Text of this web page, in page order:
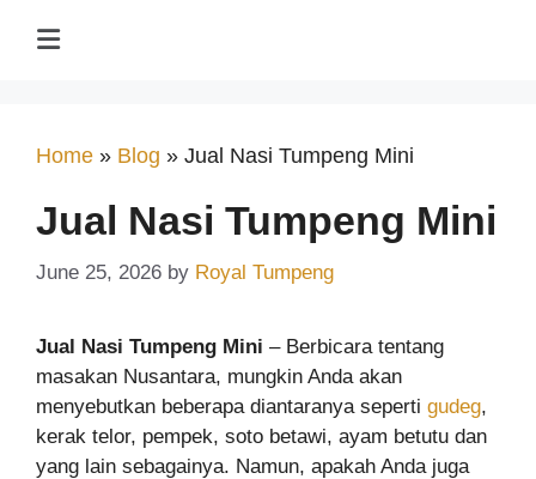
Home » Blog » Jual Nasi Tumpeng Mini
Jual Nasi Tumpeng Mini
June 25, 2026 by Royal Tumpeng
Jual Nasi Tumpeng Mini – Berbicara tentang
masakan Nusantara, mungkin Anda akan
menyebutkan beberapa diantaranyaseperti gudeg,
kerak telor, pempek, soto betawi, ayam betutu dan
yang lain sebagainya. Namun, apakah Anda juga